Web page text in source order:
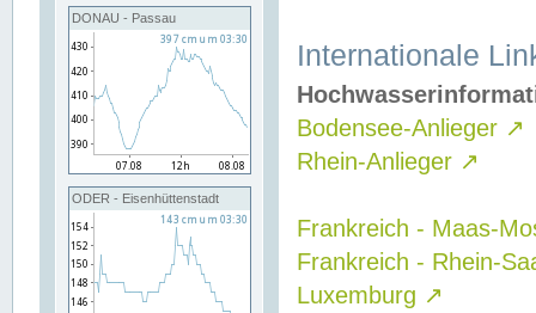
DONAU - Passau
ODER - Eisenhüttenstadt
Internationale
Bodensee-Anlieger ↗
Rhein-Anlieger ↗
Frankreich - Maas-
Frankreich - Rhein-
Luxemburg ↗